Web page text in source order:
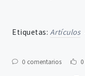
Etiquetas: Artículos
0 comentarios 0